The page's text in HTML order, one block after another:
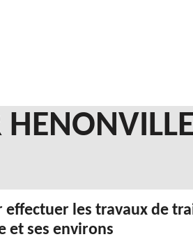
HENONVILLE
les travaux de
et ses environs